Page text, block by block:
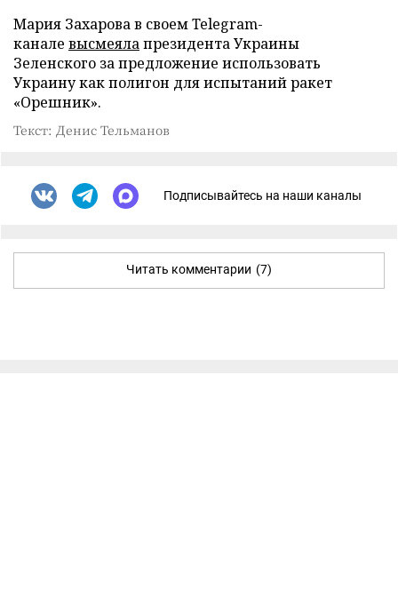
Мария Захарова в своем Telegram-
канале высмеялапрезидента Украины
Зеленского за предложение использовать
Украину как полигон для испытаний ракет
«Орешник».
Текст: Денис Тельманов
Подписывайтесь на наши каналы
Читать комментарии (7)